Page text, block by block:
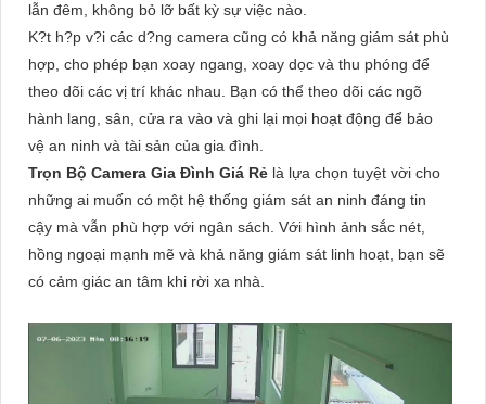
lẫn đêm, không bỏ lỡ bất kỳ sự việc nào.
K?t h?p v?i các d?ng camera cũng có khả năng giám sát phù
hợp, cho phép bạn xoay ngang, xoay dọc và thu phóng để
theo dõi các vị trí khác nhau. Bạn có thể theo dõi các ngõ
hành lang, sân, cửa ra vào và ghi lại mọi hoạt động để bảo
vệ an ninh và tài sản của gia đình.
Trọn Bộ Camera Gia Đình Giá Rẻ là lựa chọn tuyệt vời cho
những ai muốn có một hệ thống giám sát an ninh đáng tin
cậy mà vẫn phù hợp với ngân sách. Với hình ảnh sắc nét,
hồng ngoại mạnh mẽ và khả năng giám sát linh hoạt, bạn sẽ
có cảm giác an tâm khi rời xa nhà.